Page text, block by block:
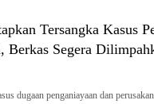
Tersangka Kasus
Berkas Segera
dugaan penganiayaan dan